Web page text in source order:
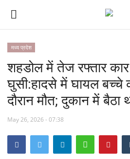
राष्ट्रीय
अंतराष्ट्रीय
छत्तीसगढ़
मध्य प्रदेश
मध्य प्रदेश
शहडोल में तेज रफ्तार
घुसी:हादसे में घायल बच्चे
दौरान मौत; दुकान में बैठा
May 26, 2026 - 07:38